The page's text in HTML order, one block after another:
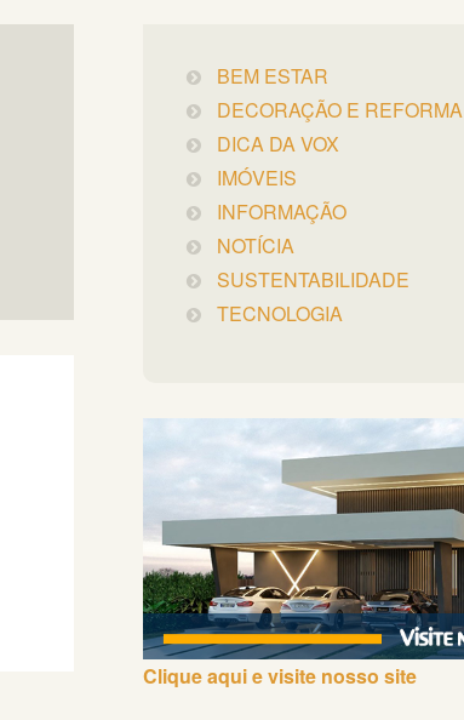
BEM ESTAR
DECORAÇÃO E REFORMA
DICA DA VOX
IMÓVEIS
INFORMAÇÃO
NOTÍCIA
SUSTENTABILIDADE
TECNOLOGIA
Clique aqui e visite nosso site